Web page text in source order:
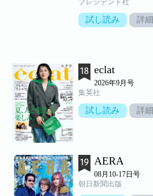
試し読み 詳細
eclat
2026年9月号
集英社
試し読み 詳細
AERA
08月10-17日号
朝日新聞出版